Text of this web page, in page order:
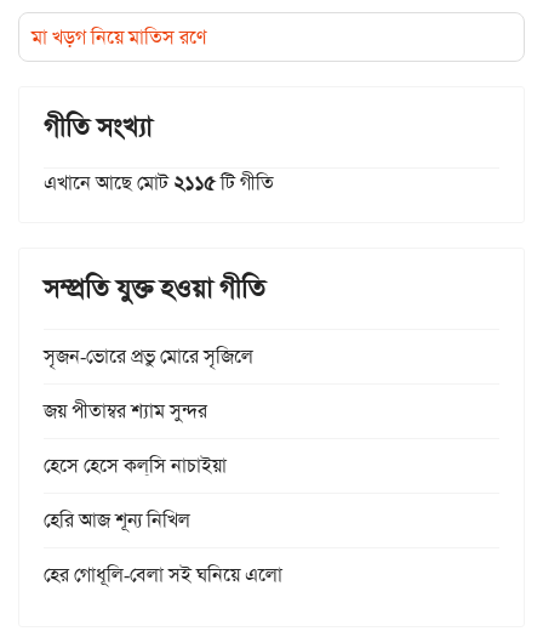
মা খড়গ নিয়ে মাতিস রণে
গীতি সংখ্যা
এখানে আছে মোট২১১৫টি গীতি
সম্প্রতি যুক্ত হওয়া গীতি
সৃজন-ভোরে প্রভু মোরে সৃজিলে
জয় পীতাম্বর শ্যাম সুন্দর
হেসে হেসে কল্‌সি নাচাইয়া
হেরি আজ শূন্য নিখিল
হের গোধূলি-বেলা সই ঘনিয়ে এলো